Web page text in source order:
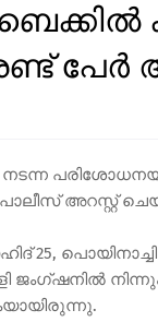
പേർ
അറസ്റ്റ്
ജംഗ്ഷനിൽ